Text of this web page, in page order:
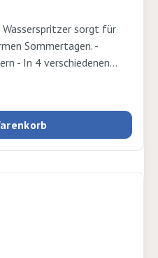
sorgt für
Sommertagen. -
- In 4 verschiedenen